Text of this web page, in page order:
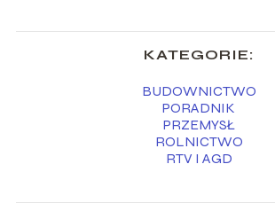
KATEGORIE:
BUDOWNICTWO
PORADNIK
PRZEMYSŁ
ROLNICTWO
RTV I AGD